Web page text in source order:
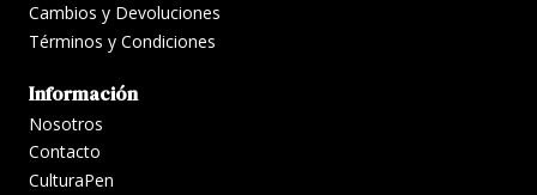
Cambios y Devoluciones
Términos y Condiciones
Información
Nosotros
Contacto
CulturaPen